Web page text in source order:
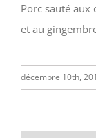
Porc sauté
et au
décembre 10th,